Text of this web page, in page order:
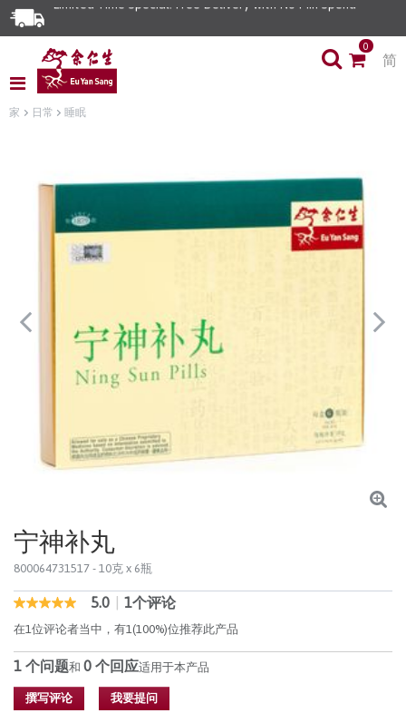
0
简
家 日常 睡眠
宁神补丸
800064731517 - 10克 x 6瓶
3.9 out of 5 Customer Rating
5.0
out
of
5
stars,
rating
5.0 1个评论
在1位评论者当中，有1(100%)位推荐此产品
1 个问题和 0 个回应适用于本产品
撰写评论 我要提问